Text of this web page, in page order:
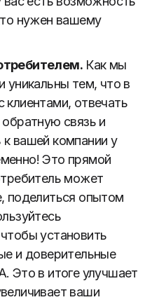
нужен вашему
Как мы
уникальны тем, что в
отвечать
связь и
вашей компании у
Это прямой
может
поделиться опытом
установить
и доверительные
Это в итоге улучшает
ваши